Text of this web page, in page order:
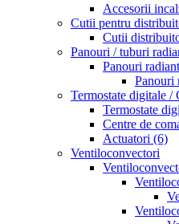
Accesorii
Cutii pentru
Cutii
Panouri / tuburi
Panouri
Panouri
Termostate digitale /
Termostate
Centre de
Actuatori (6)
Ventiloconvectori